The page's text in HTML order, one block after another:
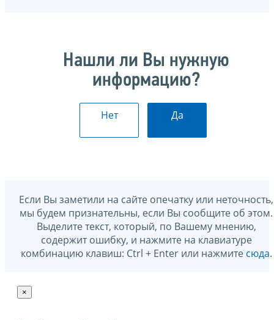
Нашли ли Вы нужную
информацию?
Нет Да
Если Вы заметили на сайте опечатку или неточность,
мы будем признательны, если Вы сообщите об этом.
Выделите текст, который, по Вашему мнению,
содержит ошибку, и нажмите на клавиатуре
комбинацию клавиш: Ctrl + Enter или нажмите сюда.
×